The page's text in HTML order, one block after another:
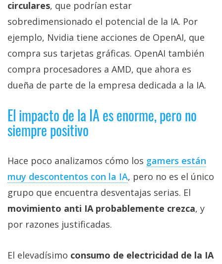
circulares, que podrían estar
sobredimensionado el potencial de la IA. Por
ejemplo, Nvidia tiene acciones de OpenAI, que
compra sus tarjetas gráficas. OpenAI también
compra procesadores a AMD, que ahora es
dueña de parte de la empresa dedicada a la IA.
El impacto de la IA es enorme, pero no
siempre positivo
Hace poco analizamos cómo los gamers están
muy descontentos con la IA‎, pero no es el único
grupo que encuentra desventajas serias. El
movimiento anti IA probablemente crezca, y
por razones justificadas.
El elevadísimo consumo de electricidad de la IA